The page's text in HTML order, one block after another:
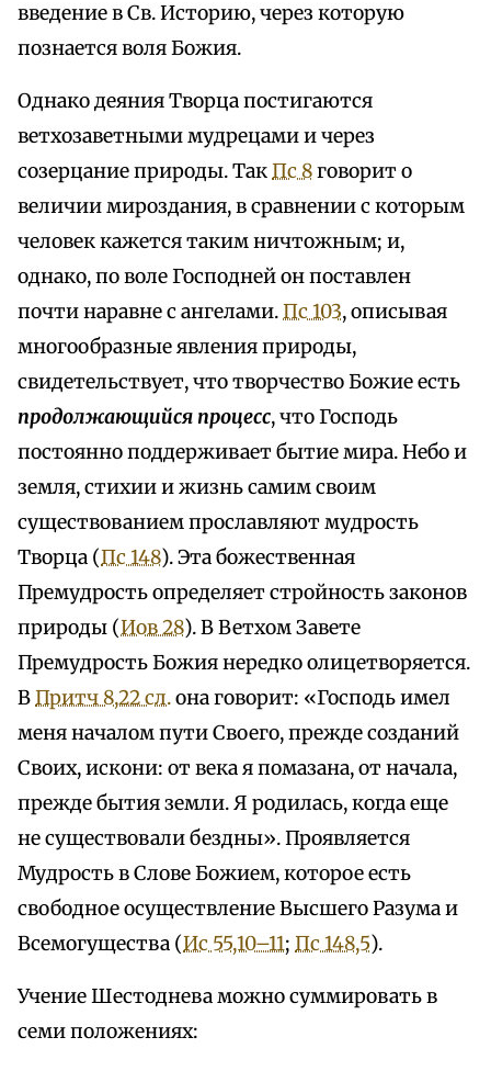
введение в Св. Историю, через которую
познается воля Божия.
Однако деяния Творца постигаются
ветхозаветными мудрецами и через
созерцание природы. ТакПс 8говорит о
величии мироздания, в сравнении с которым
человек кажется таким ничтожным; и,
однако, по воле Господней он поставлен
почти наравне с ангелами.Пс 103, описывая
многообразные явления природы,
свидетельствует, что творчество Божие есть
продолжающийся процесс, что Господь
постоянно поддерживает бытие мира. Небо и
земля, стихии и жизнь самим своим
существованием прославляют мудрость
Творца (Пс 148). Эта божественная
Премудрость определяет стройность законов
природы (Иов 28). В Ветхом Завете
Премудрость Божия нередко олицетворяется.
ВПритч 8,22 сл.она говорит: «Господь имел
меня началом пути Своего, прежде созданий
Своих, искони: от века я помазана, от начала,
прежде бытия земли. Я родилась, когда еще
не существовали бездны». Проявляется
Мудрость в Слове Божием, которое есть
свободное осуществление Высшего Разума и
Всемогущества (Ис 55,10–11; Пс 148,5).
Учение Шестоднева можно суммировать в
семи положениях: